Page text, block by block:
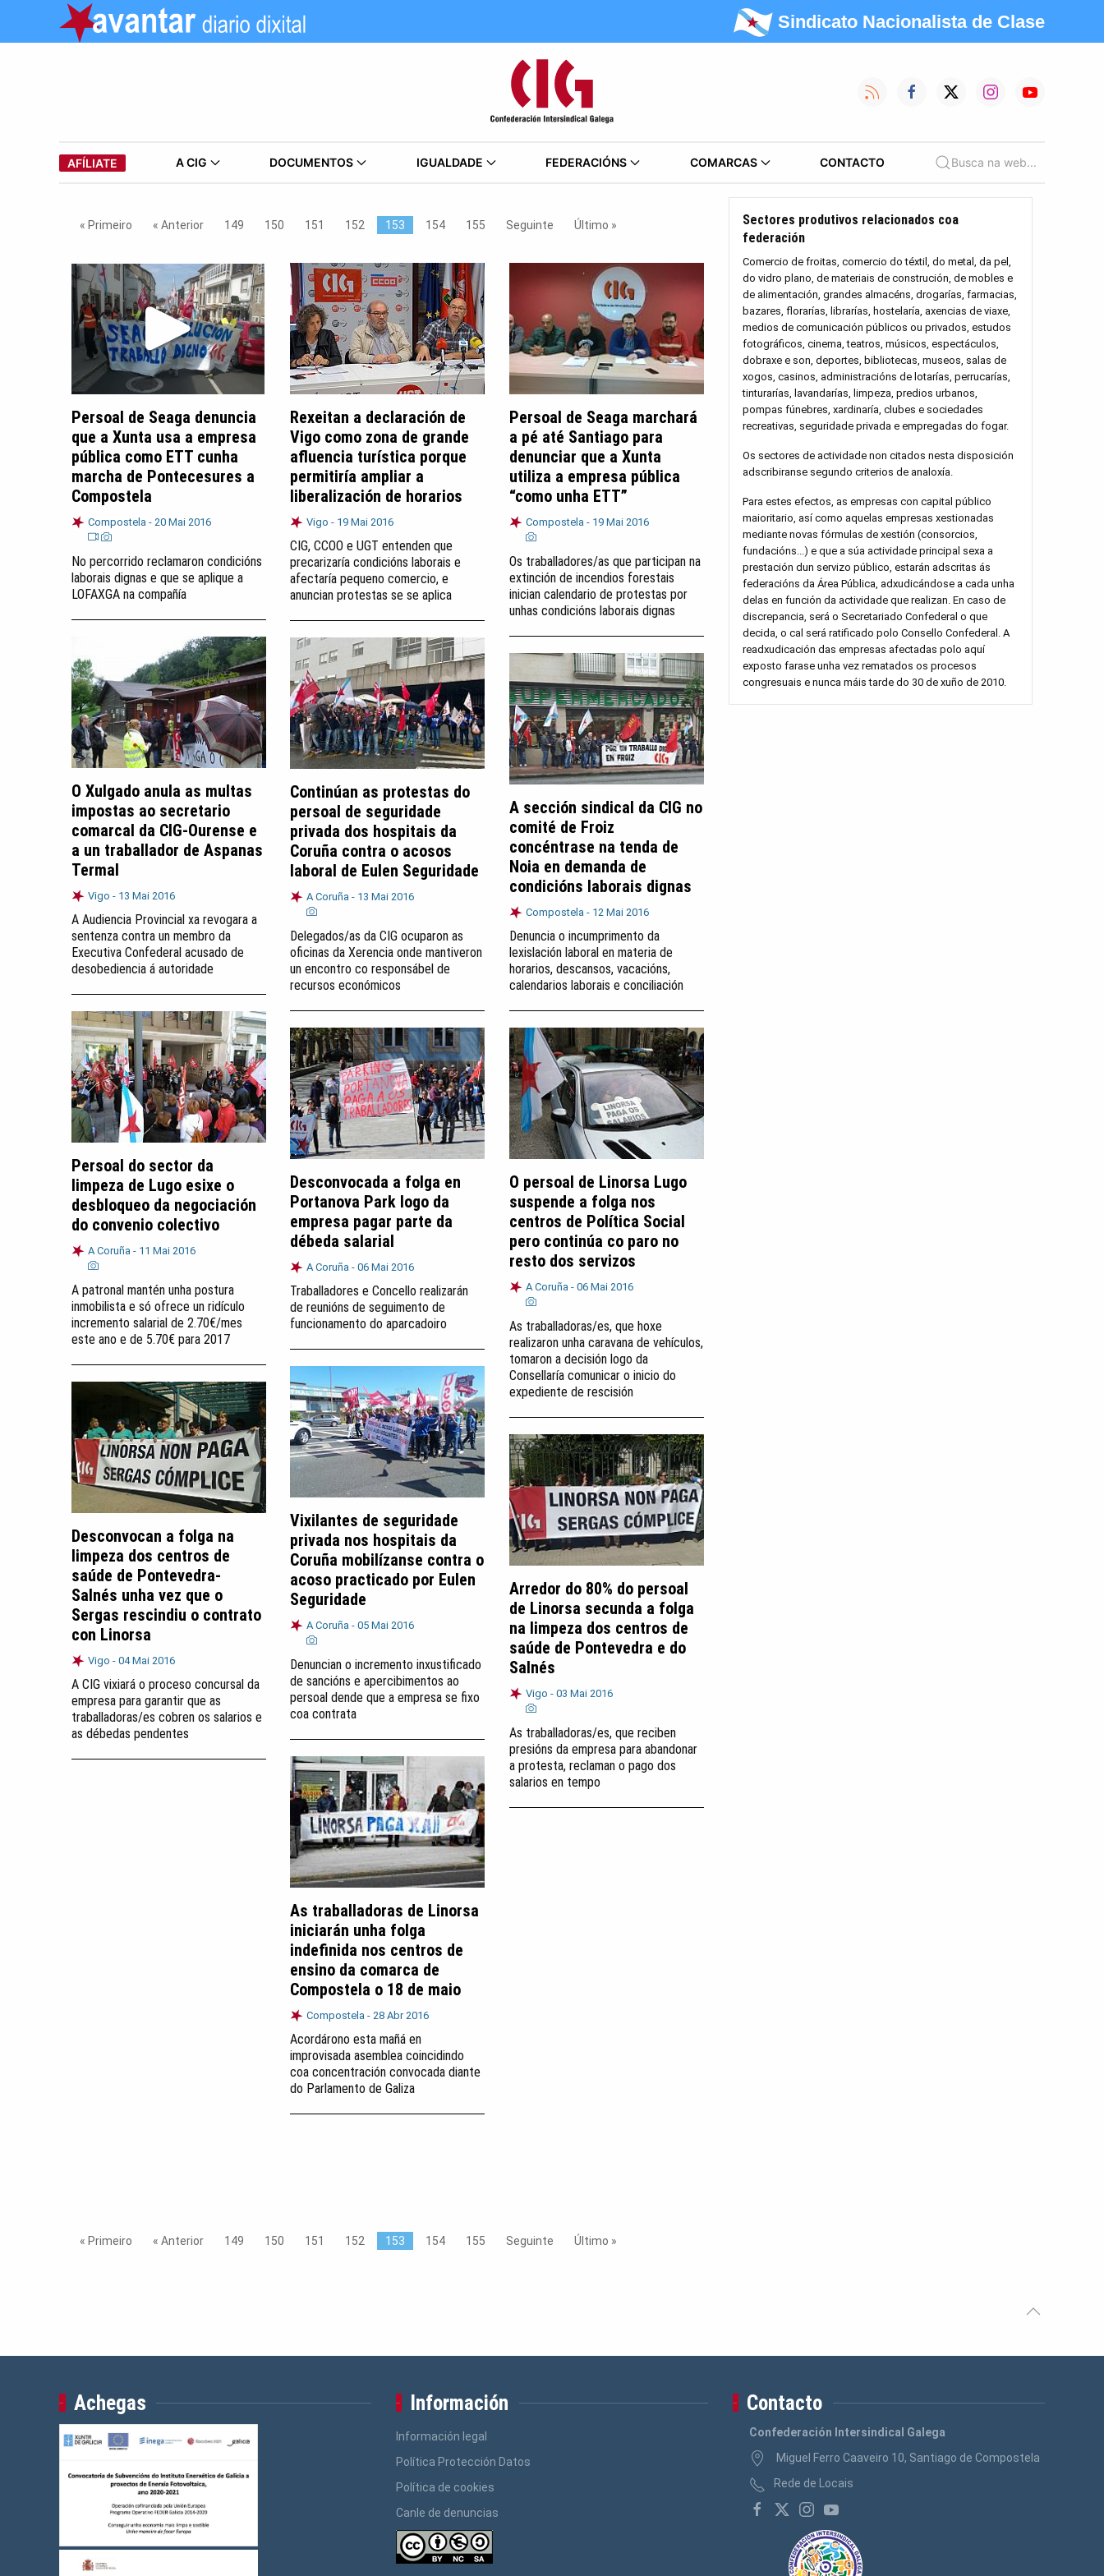
Sindicato Nacionalista de Clase
AFÍLIATE A CIG DOCUMENTOS IGUALDADE FEDERACIÓNS COMARCAS CONTACTO Busca na web...
« Primeiro « Anterior 149 150 151 152 153 154 155 Seguinte Último »
Persoal de Seaga denuncia
que a Xunta usa a empresa
pública como ETT cunha
marcha de Pontecesures a
Compostela
Compostela - 20 Mai 2016
No percorrido reclamaron condicións
laborais dignas e que se aplique a
LOFAXGA na compañía
Rexeitan a declaración de
Vigo como zona de grande
afluencia turística porque
permitiría ampliar a
liberalización de horarios
Vigo - 19 Mai 2016
CIG, CCOO e UGT entenden que
precarizaría condicións laborais e
afectaría pequeno comercio, e
anuncian protestas se se aplica
Persoal de Seaga marchará
a pé até Santiago para
denunciar que a Xunta
utiliza a empresa pública
“como unha ETT”
Compostela - 19 Mai 2016
Os traballadores/as que participan na
extinción de incendios forestais
inician calendario de protestas por
unhas condicións laborais dignas
O Xulgado anula as multas
impostas ao secretario
comarcal da CIG-Ourense e
a un traballador de Aspanas
Termal
Vigo - 13 Mai 2016
A Audiencia Provincial xa revogara a
sentenza contra un membro da
Executiva Confederal acusado de
desobediencia á autoridade
Continúan as protestas do
persoal de seguridade
privada dos hospitais da
Coruña contra o acosos
laboral de Eulen Seguridade
A Coruña - 13 Mai 2016
Delegados/as da CIG ocuparon as
oficinas da Xerencia onde mantiveron
un encontro co responsábel de
recursos económicos
A sección sindical da CIG no
comité de Froiz
concéntrase na tenda de
Noia en demanda de
condicións laborais dignas
Compostela - 12 Mai 2016
Denuncia o incumprimento da
lexislación laboral en materia de
horarios, descansos, vacacións,
calendarios laborais e conciliación
Persoal do sector da
limpeza de Lugo esixe o
desbloqueo da negociación
do convenio colectivo
A Coruña - 11 Mai 2016
A patronal mantén unha postura
inmobilista e só ofrece un ridículo
incremento salarial de 2.70€/mes
este ano e de 5.70€ para 2017
Desconvocada a folga en
Portanova Park logo da
empresa pagar parte da
débeda salarial
A Coruña - 06 Mai 2016
Traballadores e Concello realizarán
de reunións de seguimento de
funcionamento do aparcadoiro
O persoal de Linorsa Lugo
suspende a folga nos
centros de Política Social
pero continúa co paro no
resto dos servizos
A Coruña - 06 Mai 2016
As traballadoras/es, que hoxe
realizaron unha caravana de vehículos,
tomaron a decisión logo da
Consellaría comunicar o inicio do
expediente de rescisión
Vixilantes de seguridade
privada nos hospitais da
Coruña mobilízanse contra o
acoso practicado por Eulen
Seguridade
A Coruña - 05 Mai 2016
Denuncian o incremento inxustificado
de sancións e apercibimentos ao
persoal dende que a empresa se fixo
coa contrata
Desconvocan a folga na
limpeza dos centros de
saúde de Pontevedra-
Salnés unha vez que o
Sergas rescindiu o contrato
con Linorsa
Vigo - 04 Mai 2016
A CIG vixiará o proceso concursal da
empresa para garantir que as
traballadoras/es cobren os salarios e
as débedas pendentes
Arredor do 80% do persoal
de Linorsa secunda a folga
na limpeza dos centros de
saúde de Pontevedra e do
Salnés
Vigo - 03 Mai 2016
As traballadoras/es, que reciben
presións da empresa para abandonar
a protesta, reclaman o pago dos
salarios en tempo
As traballadoras de Linorsa
iniciarán unha folga
indefinida nos centros de
ensino da comarca de
Compostela o 18 de maio
Compostela - 28 Abr 2016
Acordárono esta mañá en
improvisada asemblea coincidindo
coa concentración convocada diante
do Parlamento de Galiza
« Primeiro « Anterior 149 150 151 152 153 154 155 Seguinte Último »
Sectores produtivos relacionados coa
federación
Comercio de froitas, comercio do téxtil, do metal, da pel,
do vidro plano, de materiais de construción, de mobles e
de alimentación, grandes almacéns, drogarías, farmacias,
bazares, florarías, librarías, hostelaría, axencias de viaxe,
medios de comunicación públicos ou privados, estudos
fotográficos, cinema, teatros, músicos, espectáculos,
dobraxe e son, deportes, bibliotecas, museos, salas de
xogos, casinos, administracións de lotarías, perrucarías,
tinturarías, lavandarías, limpeza, predios urbanos,
pompas fúnebres, xardinaría, clubes e sociedades
recreativas, seguridade privada e empregadas do fogar.
Os sectores de actividade non citados nesta disposición
adscribiranse segundo criterios de analoxía.
Para estes efectos, as empresas con capital público
maioritario, así como aquelas empresas xestionadas
mediante novas fórmulas de xestión (consorcios,
fundacións...) e que a súa actividade principal sexa a
prestación dun servizo público, estarán adscritas ás
federacións da Área Pública, adxudicándose a cada unha
delas en función da actividade que realizan. En caso de
discrepancia, será o Secretariado Confederal o que
decida, o cal será ratificado polo Consello Confederal. A
readxudicación das empresas afectadas polo aquí
exposto farase unha vez rematados os procesos
congresuais e nunca máis tarde do 30 de xuño de 2010.
Achegas Información
Información legal
Política Protección Datos
Política de cookies
Canle de denuncias
Contacto
Confederación Intersindical Galega
Miguel Ferro Caaveiro 10, Santiago de Compostela
Rede de Locais